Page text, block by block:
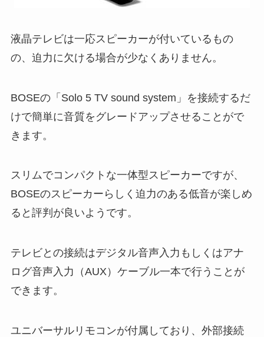
液晶テレビは一応スピーカーが付いているもの
の、迫力に欠ける場合が少なくありません。
BOSEの「Solo 5 TV sound system」を接続するだ
けで簡単に音質をグレードアップさせることがで
きます。
スリムでコンパクトな一体型スピーカーですが、
BOSEのスピーカーらしく迫力のある低音が楽しめ
ると評判が良いようです。
テレビとの接続はデジタル音声入力もしくはアナ
ログ音声入力（AUX）ケーブル一本で行うことが
できます。
ユニバーサルリモコンが付属しており、外部接続